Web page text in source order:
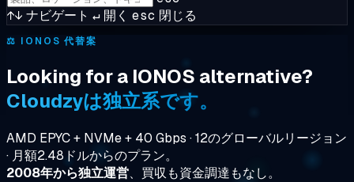
↑↓ ナビゲート ↵ 開く esc 閉じる
⚖️ IONOS 代替案
Looking for a IONOS alternative?
Cloudzyは独立系です。
AMD EPYC + NVMe + 40 Gbps · 12のグローバルリージョン
· 月額2.48ドルからのプラン。
2008年から独立運営、買収も資金調達もなし。